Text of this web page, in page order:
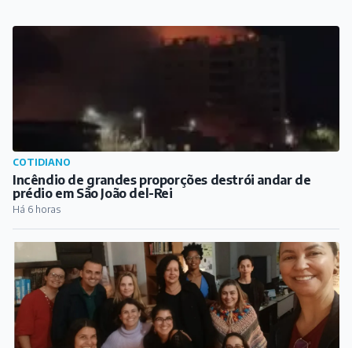
COTIDIANO
Incêndio de grandes proporções destrói andar de
prédio em São João del-Rei
Há 6 horas